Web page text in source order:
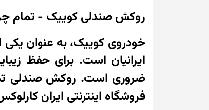
روکش صندلی کوییک - تمام
خودروی کوییک، به عنوان یکی
ایرانیان است. برای حفظ
ضروری است. روکش صندلی
فروشگاه اینترنتی ایران